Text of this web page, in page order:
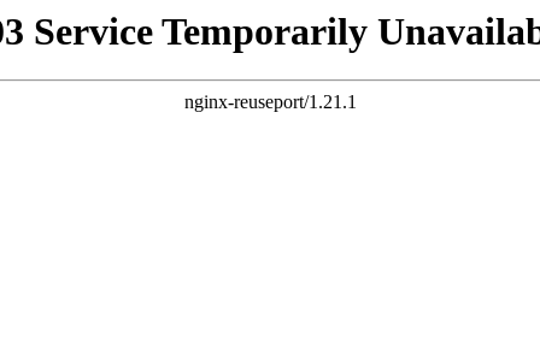
Service Temporarily
nginx-reuseport/1.21.1